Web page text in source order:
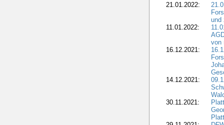
21.01.2022:
und
11.01.2022:
von
16.12.2021:
14.12.2021:
30.11.2021: